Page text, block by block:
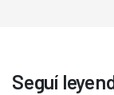
Seguí